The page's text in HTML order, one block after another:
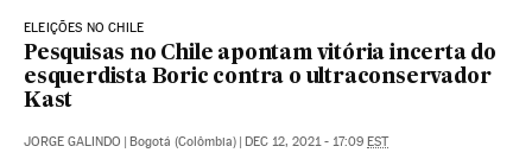
ELEIÇÕES NO CHILE
Pesquisas no Chile apontam vitória incerta do
esquerdista Boric contra o ultraconservador
Kast
JORGE GALINDO | Bogotá (Colômbia) | DEC 12, 2021 - 17:09 EST